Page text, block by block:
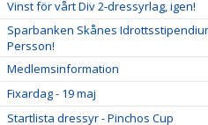
Vinst för vårt Div 2-dressyrlag, igen!
Sparbanken Skånes
Persson!
Medlemsinformation
Fixardag - 19 maj
Startlista dressyr - Pinchos Cup